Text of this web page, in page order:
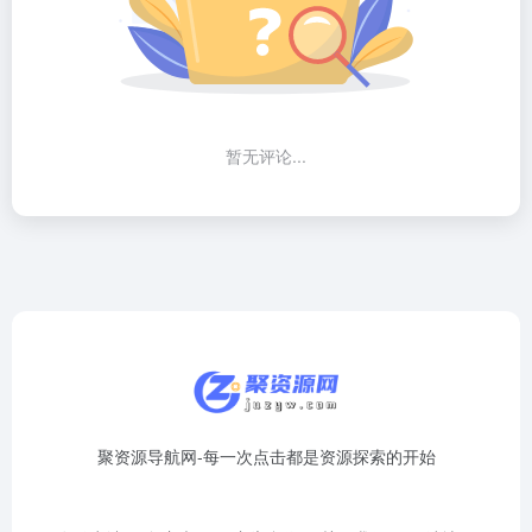
暂无评论...
聚资源导航网-每一次点击都是资源探索的开始